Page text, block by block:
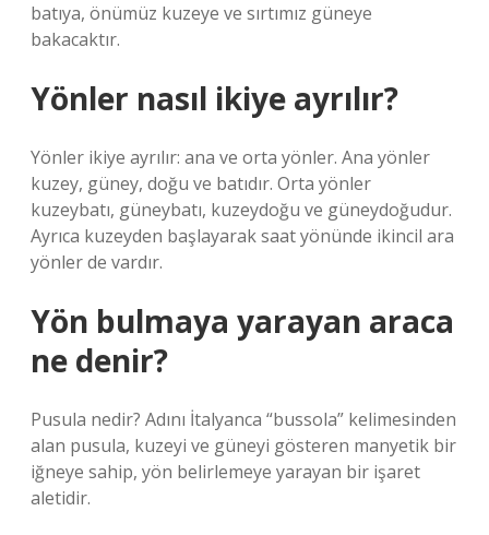
batıya, önümüz kuzeye ve sırtımız güneye
bakacaktır.
Yönler nasıl ikiye ayrılır?
Yönler ikiye ayrılır: ana ve orta yönler. Ana yönler
kuzey, güney, doğu ve batıdır. Orta yönler
kuzeybatı, güneybatı, kuzeydoğu ve güneydoğudur.
Ayrıca kuzeyden başlayarak saat yönünde ikincil ara
yönler de vardır.
Yön bulmaya yarayan araca
ne denir?
Pusula nedir? Adını İtalyanca “bussola” kelimesinden
alan pusula, kuzeyi ve güneyi gösteren manyetik bir
iğneye sahip, yön belirlemeye yarayan bir işaret
aletidir.